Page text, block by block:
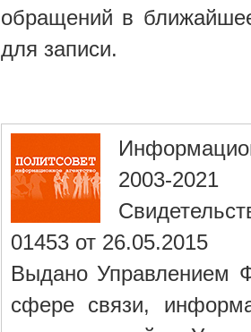
обращений в
для записи.
2003-2021
01453 от 26.05.2015
Выдано Управлением
сфере связи,